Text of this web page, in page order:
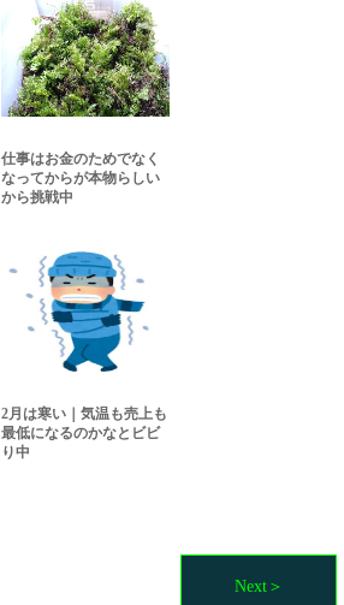
仕事はお金のためでなく
なってからが本物らしい
から挑戦中
2月は寒い｜気温も売上も
最低になるのかなとビビ
り中
Next＞